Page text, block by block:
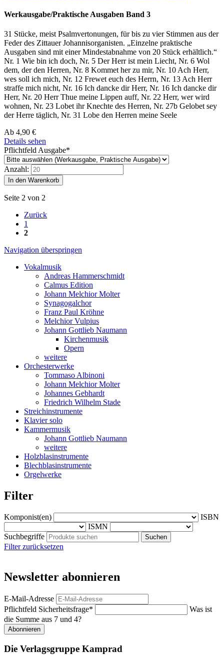
Werkausgabe/Praktische Ausgaben Band 3
31 Stücke, meist Psalmvertonungen, für bis zu vier Stimmen aus der
Feder des Zittauer Johannisorganisten. „Einzelne praktische
Ausgaben sind mit einer Mindestabnahme von 20 Stück erhältlich.“
Nr. 1 Wie bin ich doch, Nr. 5 Der Herr ist mein Liecht, Nr. 6 Wol
dem, der den Herren, Nr. 8 Kommet her zu mir, Nr. 10 Ach Herr,
wes soll ich mich, Nr. 12 Frewet euch des Herrn, Nr. 13 Ach Herr
straffe mich nicht, Nr. 16 Ich dancke dir Herr, Nr. 16 Ich dancke dir
Herr, Nr. 20 Herr Thue meine Lippen auff, Nr. 22 Herr, wer wird
wohnen, Nr. 23 Lobet ihr Knechte des Herren, Nr. 27b Gelobet sey
der Herre täglich, Nr. 31 Lobe den Herren meine Seele
Ab 4,90 €
Details sehen
Pflichtfeld Ausgabe*
Anzahl:
Seite 2 von 2
Zurück
1
2
Navigation überspringen
Vokalmusik
Andreas Hammerschmidt
Calmus Edition
Johann Melchior Molter
Synagogalchor
Franz Paul Kröhne
Melchior Vulpius
Johann Gottlieb Naumann
Kirchenmusik
Opern
weitere
Orchesterwerke
Tommaso Albinoni
Johann Melchior Molter
Johannes Gebhardt
Friedrich Wilhelm Stade
Streichinstrumente
Klavier solo
Kammermusik
Johann Gottlieb Naumann
weitere
Holzblasinstrumente
Blechblasinstrumente
Orgelwerke
Filter
Komponist(en)
ISBN
ISMN
Suchbegriffe
Filter zurücksetzen
Newsletter abonnieren
E-Mail-Adresse
Pflichtfeld Sicherheitsfrage*
Was ist
die Summe aus 7 und 4?
Abonnieren
Die Verlagsgruppe Kamprad